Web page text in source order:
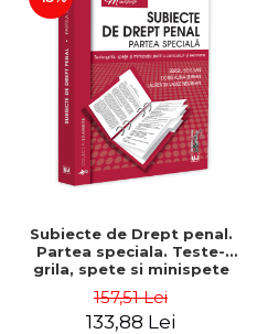
Subiecte de Drept penal.
Partea speciala. Teste-
grila, spete si minispete
examene - Sergiu Bogdan,
Doris Alina Serban,
157,51 Lei
133,88 Lei